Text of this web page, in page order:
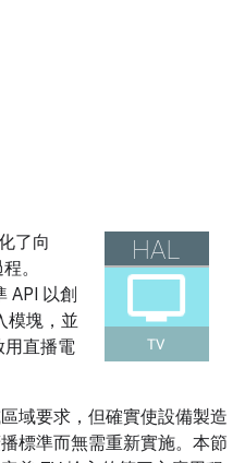
了向
。
API 以創
模塊，並
用直播電
域要求，但確實使設備製造
標準而無需重新實施。本節